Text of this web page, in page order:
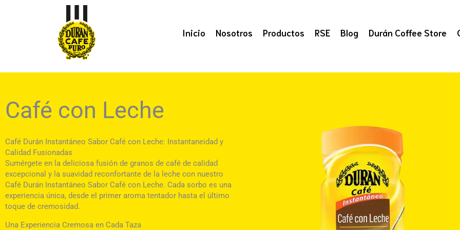
Inicio Nosotros Productos RSE Blog Durán Coffee Store
Café con Leche
Café Durán Instantáneo Sabor Café con Leche: Instantaneidad y
Calidad Fusionadas
Sumérgete en la deliciosa fusión de granos de café de calidad
excepcional y la suavidad reconfortante de la leche con nuestro
Café Durán Instantáneo Sabor Café con Leche. Cada sorbo es una
experiencia única, desde el primer aroma tentador hasta el último
toque de cremosidad.
Una Experiencia Cremosa en Cada Taza